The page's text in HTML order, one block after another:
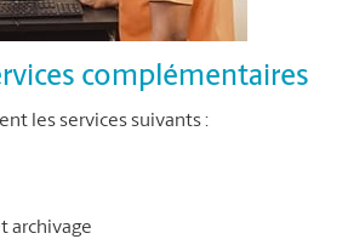
complémentaires
les services suivants :
archivage